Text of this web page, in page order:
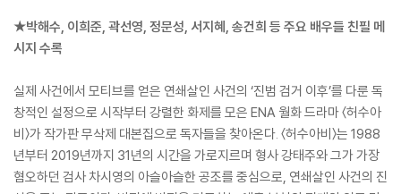
★박해수, 이희준, 곽선영, 정문성, 서지혜, 송건희 등 주요 배우들 친필 메
시지 수록
실제 사건에서 모티브를 얻은 연쇄살인 사건의 ‘진범 검거 이후’를 다룬 독
창적인 설정으로 시작부터 강렬한 화제를 모은 ENA 월화 드라마 〈허수아
비〉가 작가판 무삭제 대본집으로 독자들을 찾아온다. 〈허수아비〉는 1988
년부터 2019년까지 31년의 시간을 가로지르며 형사 강태주와 그가 가장
혐오하던 검사 차시영의 아슬아슬한 공조를 중심으로, 연쇄살인 사건의 진